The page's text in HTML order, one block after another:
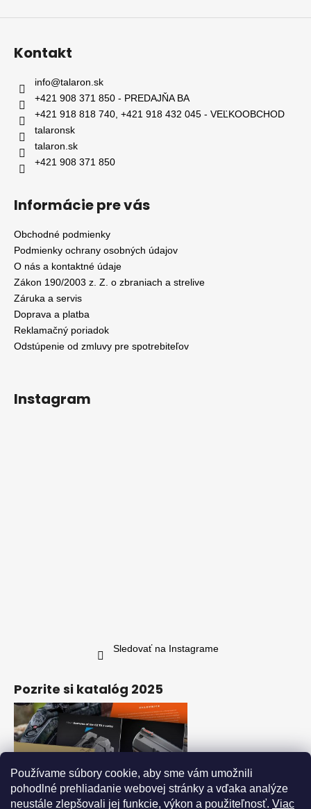
Používame súbory cookie, aby sme vám umožnili
pohodlné prehliadanie webovej stránky a vďaka analýze
neustále zlepšovali jej funkcie, výkon a použiteľnosť. Viac
Kontakt
info@talaron.sk
+421 908 371 850 - PREDAJŇA BA
+421 918 818 740, +421 918 432 045 - VEĽKOOBCHOD
talaronsk
talaron.sk
+421 908 371 850
Informácie pre vás
Obchodné podmienky
Podmienky ochrany osobných údajov
O nás a kontaktné údaje
Zákon 190/2003 z. Z. o zbraniach a strelive
Záruka a servis
Doprava a platba
Reklamačný poriadok
Odstúpenie od zmluvy pre spotrebiteľov
Instagram
Sledovať na Instagrame
Pozrite si katalóg 2025